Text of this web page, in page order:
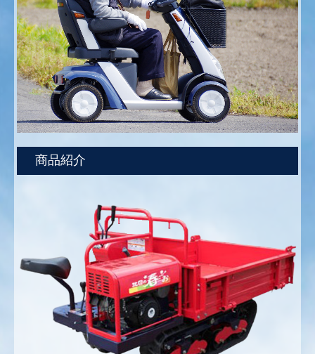
2024年
2025年
2026年
お問い合わせ
プライバシーポリシー
商品紹介